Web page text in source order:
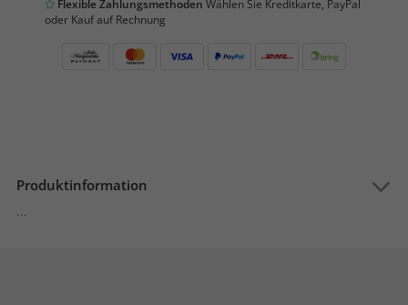
Flexible Zahlungsmethoden Wählen Sie Kreditkarte, PayPal
oder Kauf auf Rechnung
Produktinformation
...